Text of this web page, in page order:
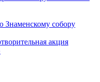
Знаменскому собору
акция